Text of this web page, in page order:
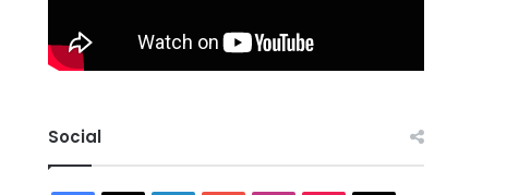
Social